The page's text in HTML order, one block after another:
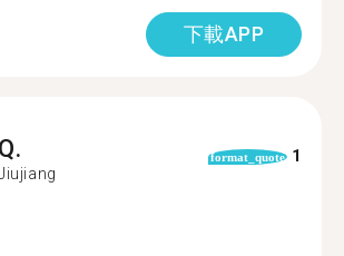
下載APP
Q. format_quote 1